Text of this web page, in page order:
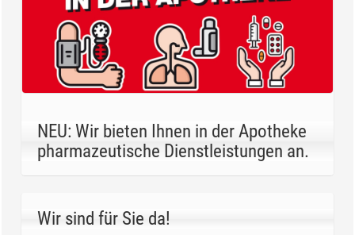
NEU: Wir bieten Ihnen in der Apotheke
pharmazeutische Dienstleistungen an.
Wir sind für Sie da!